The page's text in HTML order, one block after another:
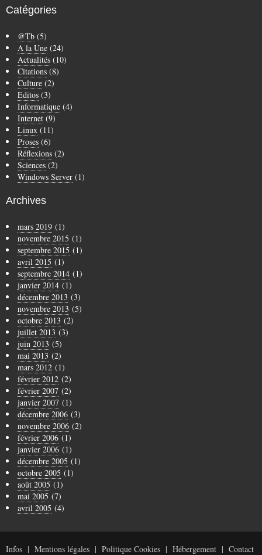
Catégories
@Tb (5)
A la Une (24)
Actualités (10)
Citations (8)
Culture (2)
Editos (3)
Informatique (4)
Internet (9)
Linux (11)
Proses (6)
Réflexions (2)
Sciences (2)
Windows Server (1)
Archives
mars 2019 (1)
novembre 2015 (1)
septembre 2015 (1)
avril 2015 (1)
septembre 2014 (1)
janvier 2014 (1)
décembre 2013 (3)
novembre 2013 (5)
octobre 2013 (2)
juillet 2013 (3)
juin 2013 (5)
mai 2013 (2)
mars 2012 (1)
février 2012 (2)
février 2007 (2)
janvier 2007 (1)
décembre 2006 (3)
novembre 2006 (2)
février 2006 (1)
janvier 2006 (1)
décembre 2005 (1)
octobre 2005 (1)
août 2005 (1)
mai 2005 (7)
avril 2005 (4)
Infos Mentions légales Politique Cookies Hébergement Contact